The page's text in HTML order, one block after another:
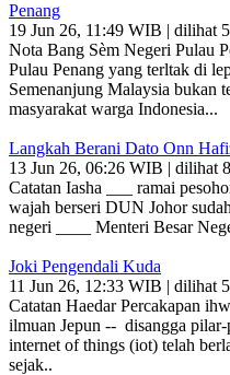
Penang
19 Jun 26, 11:49 WIB | dilihat
Nota Bang Sèm Negeri Pulau
Pulau Penang yang terltak di
Semenanjung Malaysia bukan
masyarakat warga Indonesia...
Langkah Berani Dato Onn
13 Jun 26, 06:26 WIB | dilihat
Catatan Iasha ___ ramai
wajah berseri DUN Johor
negeri ____ Menteri Besar
Joki Pengendali Kuda
11 Jun 26, 12:33 WIB | dilihat
Catatan Haedar Percakapan
ilmuan Jepun -- disangga
internet of things (iot) telah
sejak..